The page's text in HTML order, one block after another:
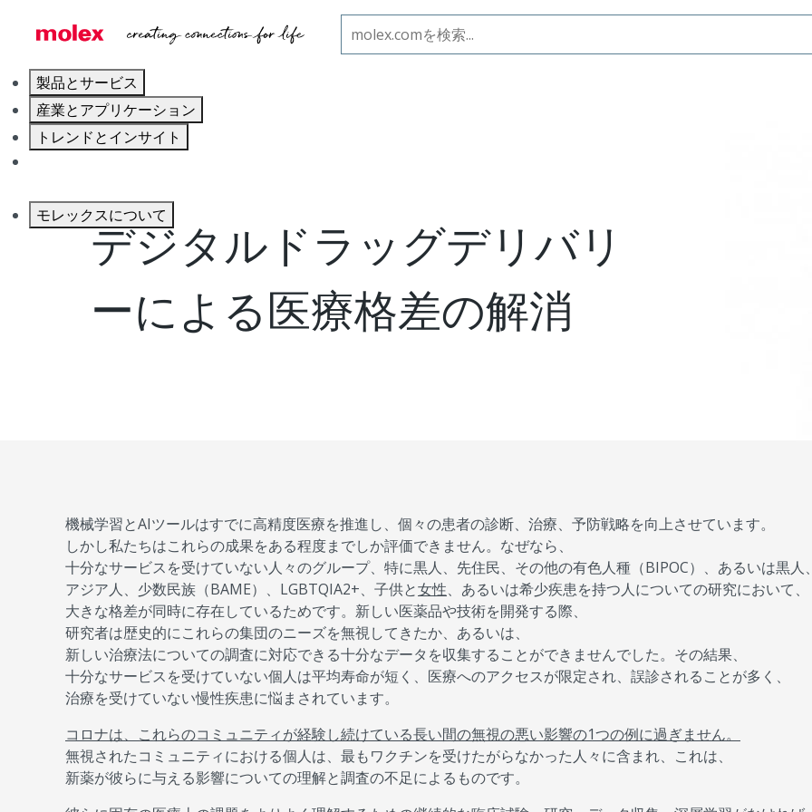
製品とサービス
産業とアプリケーション
トレンドとインサイト
モレックスについて
デジタルドラッグデリバリーによる医療格差の解消
デジタルドラッグデリバリ
ーによる医療格差の解消
機械学習とAIツールはすでに高精度医療を推進し、個々の患者の診断、治療、予防戦略を向上させています。
しかし私たちはこれらの成果をある程度までしか評価できません。なぜなら、
十分なサービスを受けていない人々のグループ、特に黒人、先住民、その他の有色人種（BIPOC）、あるいは黒人
アジア人、少数民族（BAME）、LGBTQIA2+、子供と女性、あるいは希少疾患を持つ人についての研究において、
大きな格差が同時に存在しているためです。新しい医薬品や技術を開発する際、
研究者は歴史的にこれらの集団のニーズを無視してきたか、あるいは、
新しい治療法についての調査に対応できる十分なデータを収集することができませんでした。その結果、
十分なサービスを受けていない個人は平均寿命が短く、医療へのアクセスが限定され、誤診されることが多く、
治療を受けていない慢性疾患に悩まされています。
コロナは、これらのコミュニティが経験し続けている長い間の無視の悪い影響の1つの例に過ぎません。
無視されたコミュニティにおける個人は、最もワクチンを受けたがらなかった人々に含まれ、これは、
新薬が彼らに与える影響についての理解と調査の不足によるものです。